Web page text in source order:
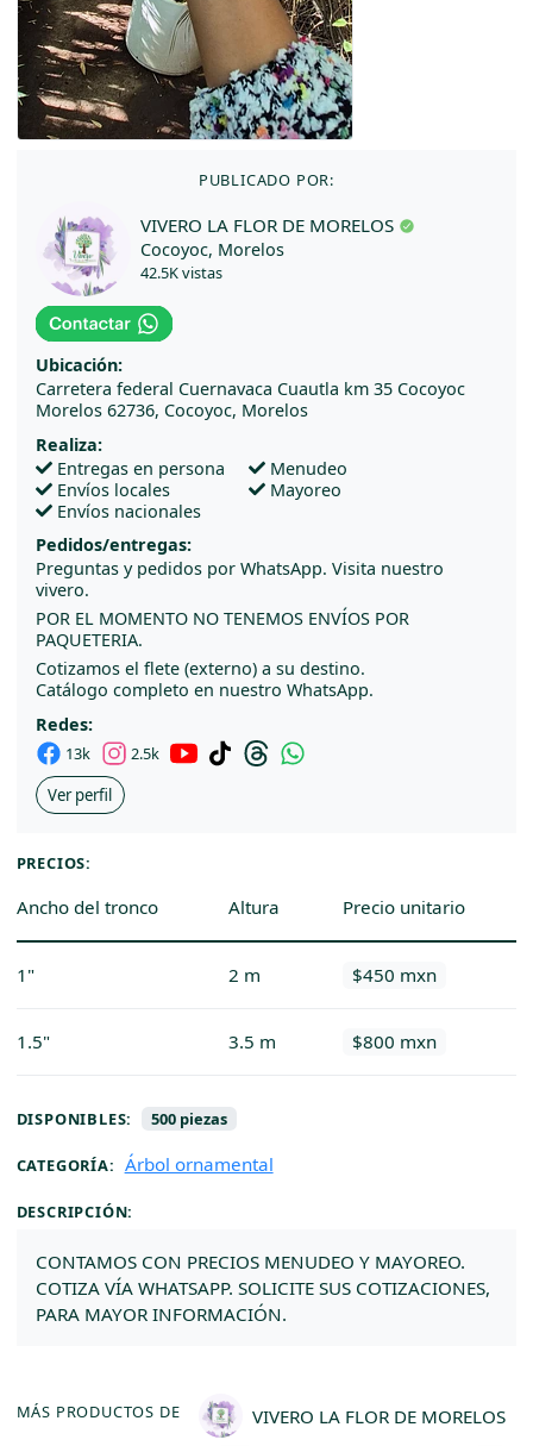
PUBLICADO POR:
VIVERO LA FLOR DE MORELOS
Cocoyoc, Morelos
42.5K vistas
Ubicación:
Carretera federal Cuernavaca Cuautla km 35 Cocoyoc
Morelos 62736, Cocoyoc, Morelos
Realiza:
Entregas en persona
Envíos locales
Envíos nacionales
Menudeo
Mayoreo
Pedidos/entregas:
Preguntas y pedidos por WhatsApp. Visita nuestro
vivero.
POR EL MOMENTO NO TENEMOS ENVÍOS POR
PAQUETERIA.
Cotizamos el flete (externo) a su destino.
Catálogo completo en nuestro WhatsApp.
Redes:
13k
2.5k
Ver perfil
PRECIOS:
Ancho del tronco Altura Precio unitario
1" 2 m $450 mxn
1.5" 3.5 m $800 mxn
DISPONIBLES: 500 piezas
CATEGORÍA: Árbol ornamental
DESCRIPCIÓN:
CONTAMOS CON PRECIOS MENUDEO Y MAYOREO.
COTIZA VÍA WHATSAPP. SOLICITE SUS COTIZACIONES,
PARA MAYOR INFORMACIÓN.
MÁS PRODUCTOS DE VIVERO LA FLOR DE MORELOS